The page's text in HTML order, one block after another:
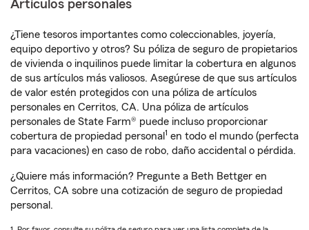
Artículos personales
¿Tiene tesoros importantes como coleccionables, joyería,
equipo deportivo y otros? Su póliza de seguro de propietarios
de vivienda o inquilinos puede limitar la cobertura en algunos
de sus artículos más valiosos. Asegúrese de que sus artículos
de valor estén protegidos con una póliza de artículos
personales en Cerritos, CA. Una póliza de artículos
personales de State Farm® puede incluso proporcionar
cobertura de propiedad personal 1 en todo el mundo (perfecta
para vacaciones) en caso de robo, daño accidental o pérdida.
¿Quiere más información? Pregunte a Beth Bettger en
Cerritos, CA sobre una cotización de seguro de propiedad
personal.